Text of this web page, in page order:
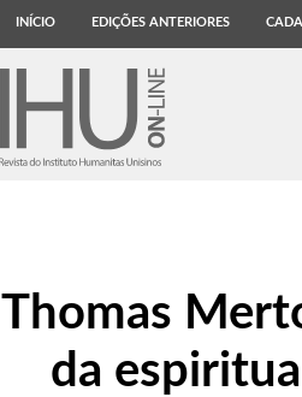
INÍCIO EDIÇÕES ANTERIORES
Thomas
da